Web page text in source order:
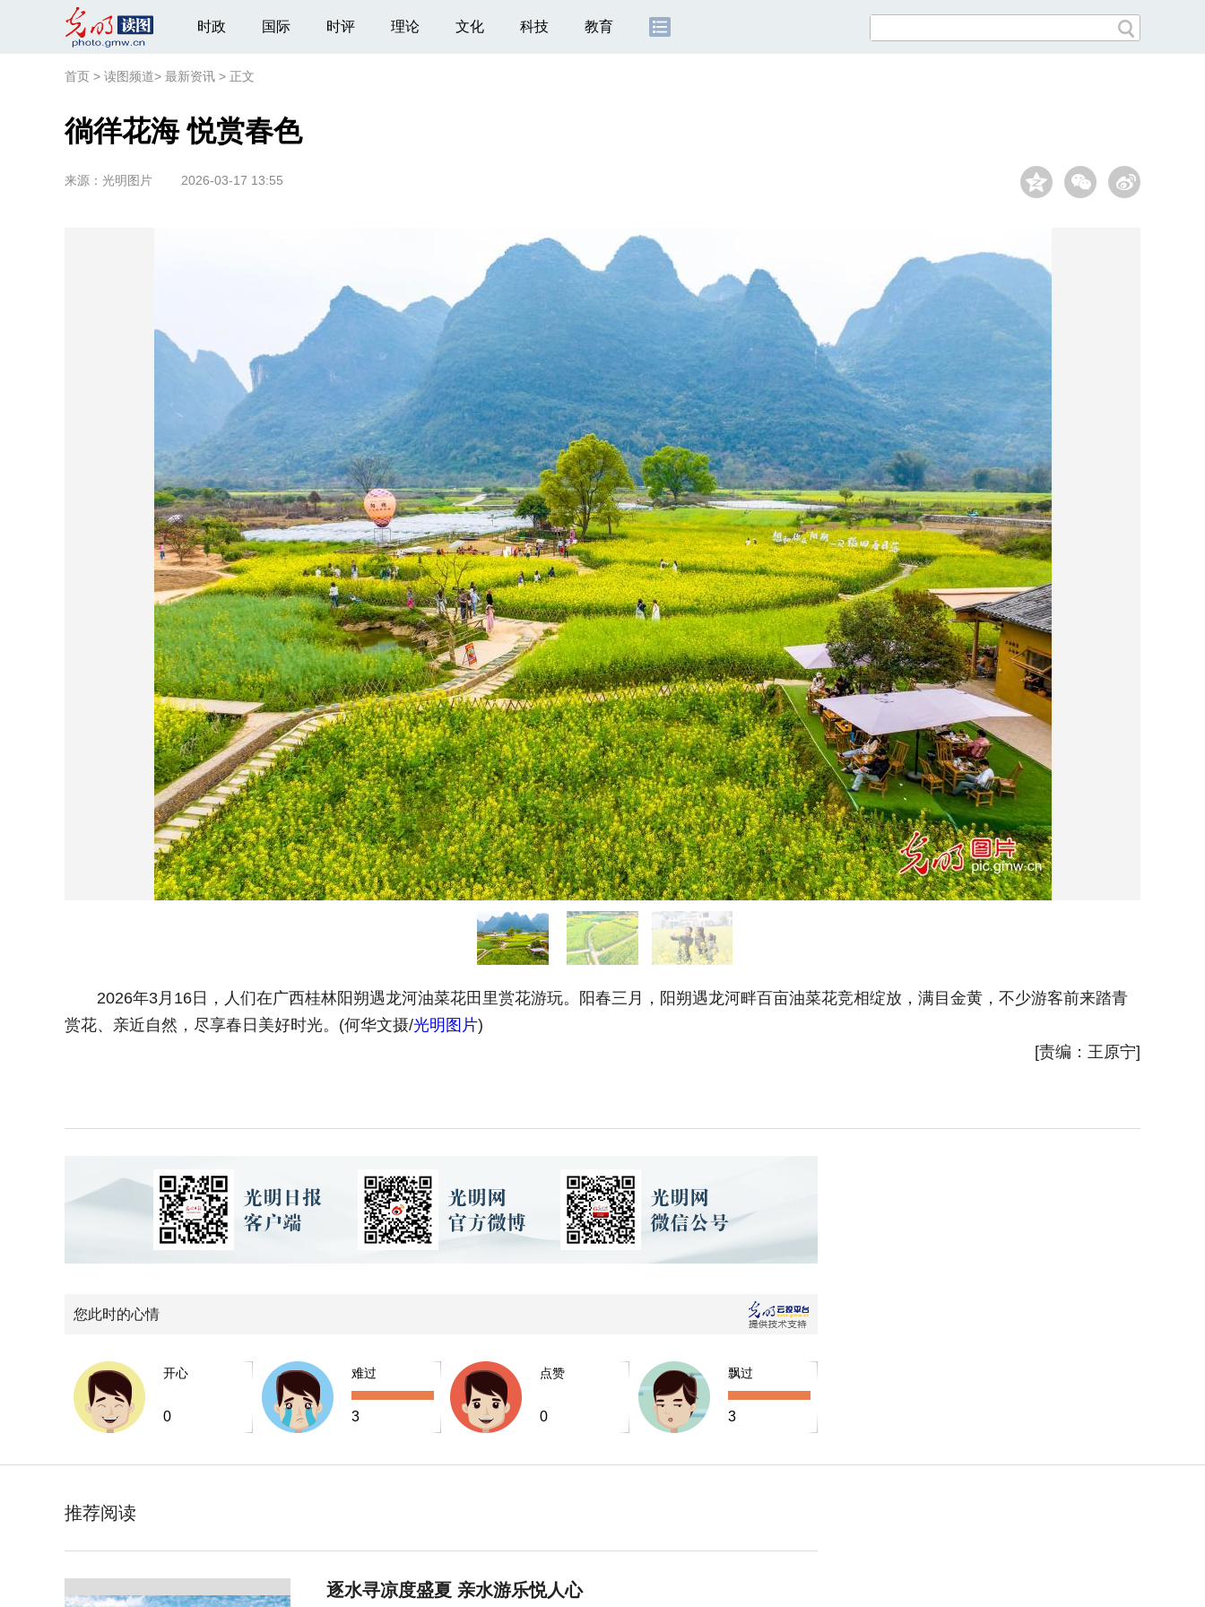
时政 国际 时评 理论 文化 科技 教育
首页 > 读图频道> 最新资讯 > 正文
徜徉花海 悦赏春色
来源： 光明图片 2026-03-17 13:55
2026年3月16日，人们在广西桂林阳朔遇龙河油菜花田里赏花游玩。阳春三月，阳朔遇龙河畔百亩油菜花竞相绽放，满目金黄，不少游客前来踏青
赏花、亲近自然，尽享春日美好时光。(何华文摄/光明图片)
[责编：王原宁]
您此时的心情
开心
0
难过
3
点赞
0
飘过
3
推荐阅读
逐水寻凉度盛夏 亲水游乐悦人心